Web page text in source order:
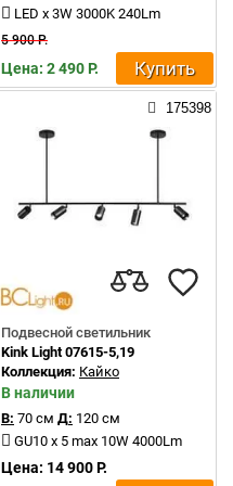
LED x 3W 3000K 240Lm
5 900 Р.
Цена: 2 490 Р. Купить
175398
Подвесной светильник
Kink Light 07615-5,19
Коллекция: Кайко
В наличии
В: 70 см Д: 120 см
GU10 x 5 max 10W 4000Lm
Цена: 14 900 Р.